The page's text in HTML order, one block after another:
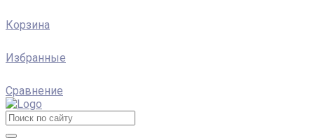
Корзина
Избранные
Сравнение